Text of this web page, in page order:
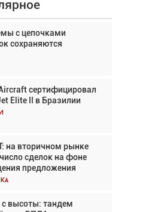
с цепочками
сохраняются
сертифицировал
Elite II в Бразилии
на вторичном рынке
сделок на фоне
предложения
с высоты: тандем
с высоты: тандем
и БПЛА в
операциях
фотограф Дэйв
говорит сама
а ИИ всё портит»
с цепочками
сохраняются
самолёт – это актив.